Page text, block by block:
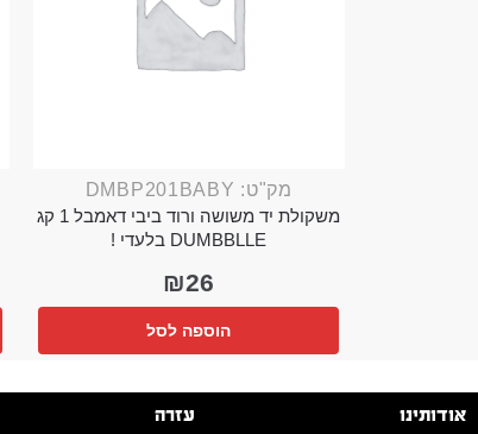
מק"ט: DMBP201BABY
משקולת יד משושה ורוד ביבי דאמבל 1 קג
DUMBBLLE בלעדי !
₪26
הוספה לסל
אודותינו עזרה